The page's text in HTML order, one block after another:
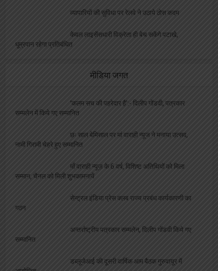
व्यापारियों की सुविधा पर रेलवे ने उठाये ठोस कदम
केवल लाइसेंसधारी विक्रेता ही बेच सकेंगे पटाखे,
धूम्रपान रहेगा प्रतिबंधित
मीडिया जगत
‘कलम सच की पहरेदार है’:- दिलीप गोंडवी, पत्रकार
सम्मलेन में किये गए सम्मानित
छः साल बेमिसाल पर मां वाराही न्यूज ने मनाया उत्सव,
नामी गिरामी चेहरे हुए सम्मानित
माँ वाराही न्यूज़ के 6 वर्ष, विशिष्ट अतिथियों को मिला
सम्मान, चैनल को मिली शुभकामनायें
सेन्ट्रल इंडिया प्रेस क्लब राज्य प्रबंध कार्यकारणी का
गठन
अन्तर्राष्ट्रीय पत्रकार सम्मलेन, दिलीप गोंडवी किये गए
सम्मानित
डब्लूजेआई की दूसरी वार्षिक आम बैठक गुरुवायूर में